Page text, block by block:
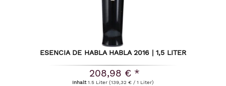
ESENCIA DE HABLA HABLA 2016 | 1,5 LITER
208,98 € *
Inhalt1.5 Liter(139,32 € / 1 Liter)